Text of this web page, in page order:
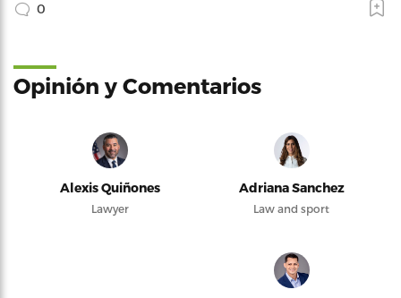
0
Opinión y Comentarios
Alexis Quiñones
Lawyer
Adriana Sanchez
Law and sport